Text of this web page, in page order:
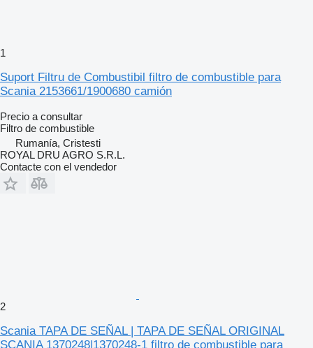
1
Suport Filtru de Combustibil filtro de combustible para
Scania 2153661/1900680 camión
Precio a consultar
Filtro de combustible
Rumanía, Cristesti
ROYAL DRU AGRO S.R.L.
Contacte con el vendedor
2
Scania TAPA DE SEÑAL | TAPA DE SEÑAL ORIGINAL
SCANIA 1370248|1370248-1 filtro de combustible para